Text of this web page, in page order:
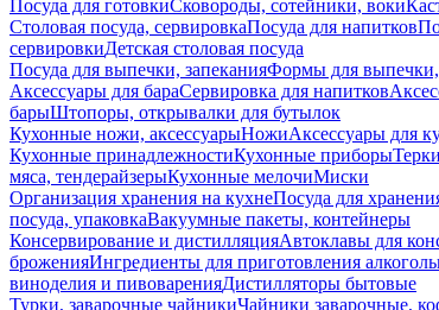
Посуда для готовкиСковороды, сотейники, воки
Столовая посуда, сервировкаПосуда для напитков
сервировкиДетская столовая посуда
Посуда для выпечки, запеканияФормы для выпечки,
Аксессуары для бараСервировка для напитков
барыШтопоры, открывалки для бутылок
Кухонные ножи, аксессуарыНожиАксессуары для
Кухонные принадлежностиКухонные приборы
мяса, тендерайзерыКухонные мелочиМиски
Организация хранения на кухнеПосуда для
посуда, упаковкаВакуумные пакеты, контейнеры
Консервирование и дистилляцияАвтоклавы для
броженияИнгредиенты для приготовления
виноделия и пивоваренияДистилляторы бытовые
Турки, заварочные чайникиЧайники заварочные,